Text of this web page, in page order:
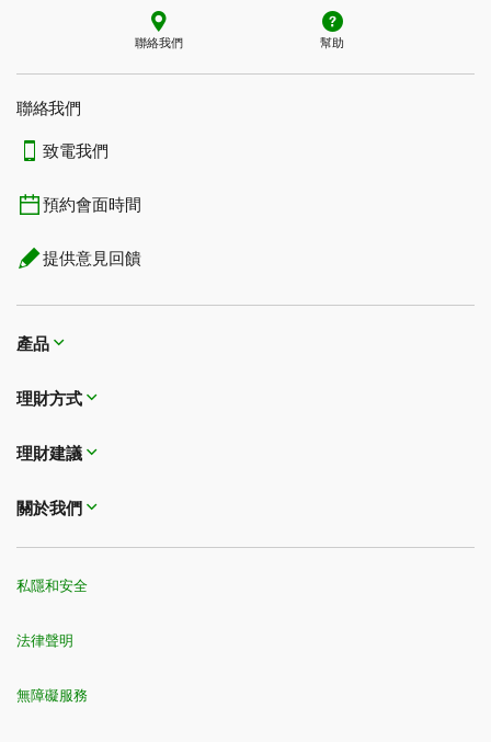
聯絡我們 幫助
聯絡我們
致電我們
預約會面時間
提供意見回饋
產品
理財方式​​​​​​​
理財建議
關於我們
私隱和安全
法律聲明
無障礙服務